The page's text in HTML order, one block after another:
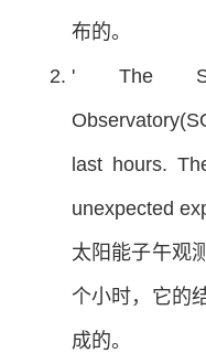
布的。
' The
last hours.
unexpected
太阳能子午观
个小时，它的
成的。